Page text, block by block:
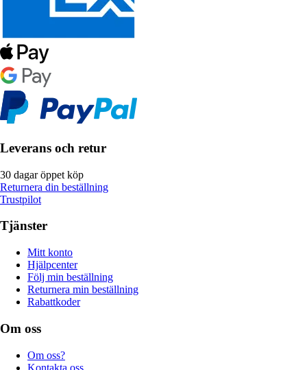
Leverans och retur
30 dagar öppet köp
Returnera din beställning
Trustpilot
Tjänster
Mitt konto
Hjälpcenter
Följ min beställning
Returnera min beställning
Rabattkoder
Om oss
Om oss?
Kontakta oss